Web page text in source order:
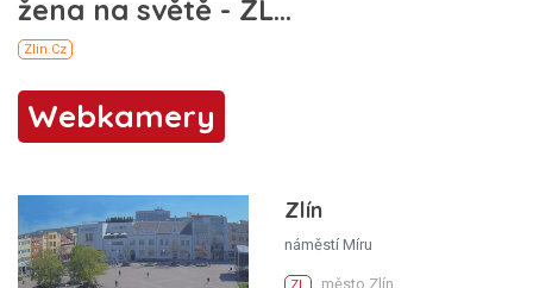
Webkamery
Zlín
náměstí Míru
město Zlín